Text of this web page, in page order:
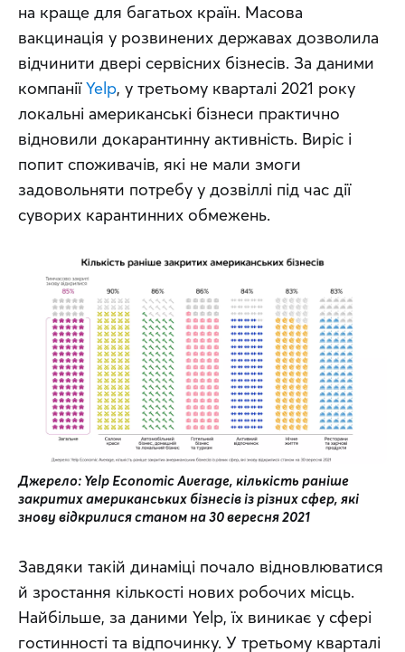
на краще для багатьох країн. Масова
вакцинація у розвинених державах дозволила
відчинити двері сервісних бізнесів. За даними
компанії Yelp, у третьому кварталі 2021 року
локальні американські бізнеси практично
відновили докарантинну активність. Виріс і
попит споживачів, які не мали змоги
задовольняти потребу у дозвіллі під час дії
суворих карантинних обмежень.
Джерело: Yelp Economic Average, кількість раніше
закритих американських бізнесів із різних сфер, які
знову відкрилися станом на 30 вересня 2021
Завдяки такій динаміці почало відновлюватися
й зростання кількості нових робочих місць.
Найбільше, за даними Yelp, їх виникає у сфері
гостинності та відпочинку. У третьому кварталі